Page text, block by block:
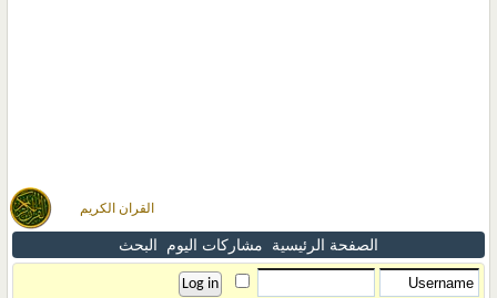
القران الكريم
الصفحة الرئيسية مشاركات اليوم البحث